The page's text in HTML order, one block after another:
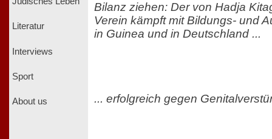
Literatur
Interviews
Sport
About us
Bilanz ziehen: Der von Hadja
Verein kämpft mit Bildungs- und
in Guinea und in Deutschland ...
... erfolgreich gegen